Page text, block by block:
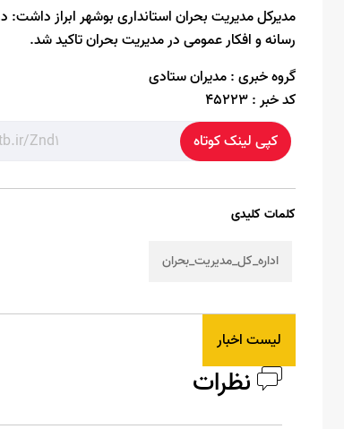
مدیرکل مدیریت بحران استانداری بوشهر ابراز داشت:
رسانه و افکار عمومی در مدیریت بحران تاکید شد.
گروه خبری :مدیران ستادی
کد خبر :45223
کپی لینک کوتاه
کلمات کلیدی
اداره_کل_مدیریت_بحران
لیست اخبار
نظرات